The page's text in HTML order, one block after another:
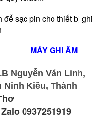
để sạc pin cho thiết bị ghi
MÁY GHI ÂM
Nguyễn Văn Linh,
Kiều, Thành
0937251919